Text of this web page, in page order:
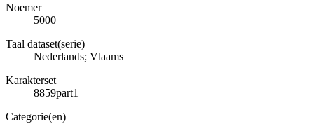
Noemer
5000
Taal dataset(serie)
Nederlands; Vlaams
Karakterset
8859part1
Categorie(en)